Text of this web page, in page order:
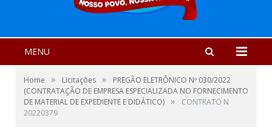
MENU
Home » Licitações »
PREGÃO ELETRÔNICO Nº 030/2022
(CONTRATAÇÃO DE EMPRESA ESPECIALIZADA NO FORNECIMENTO
DE MATERIAL DE EXPEDIENTE E DIDÁTICO) »
CONTRATO N
20220379